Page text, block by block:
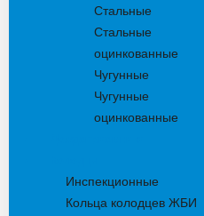
Стальные
Стальные
оцинкованные
Чугунные
Чугунные
оцинкованные
Инспекционные
Кольца колодцев ЖБИ